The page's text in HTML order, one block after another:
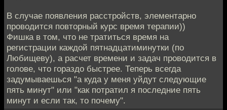
В случае появления расстройств, элементарно
проводится повторный курс время терапии))
Фишка в том, что не тратиться время на
регистрации каждой пятнадцатиминутки (по
Любищеву), а расчет времени и задач проводится в
голове, что гораздо быстрее. Теперь всегда
задумываешься "а куда у меня уйдут следующие
пять минут" или "как потратил я последние пять
минут и если так, то почему".